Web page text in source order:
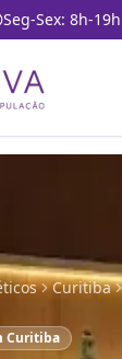
Seg-Sex: 8h-
Curitiba
Curitiba